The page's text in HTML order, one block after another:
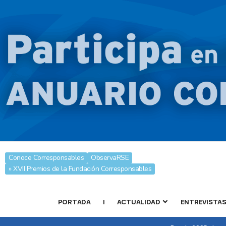
Conoce Corresponsables
ObservaRSE
» XVII Premios de la Fundación Corresponsables
PORTADA | ACTUALIDAD ENTREVISTAS